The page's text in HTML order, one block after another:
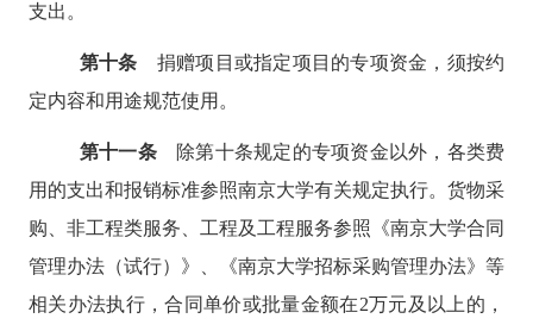
支出。
第十条 捐赠项目或指定项目的专项资金，须按约
定内容和用途规范使用。
第十一条除第十条规定的专项资金以外，各类费
用的支出和报销标准参照南京大学有关规定执行。货物采
购、非工程类服务、工程及工程服务参照《南京大学合同
管理办法（试行）》、《南京大学招标采购管理办法》等
相关办法执行，合同单价或批量金额在2万元及以上的，